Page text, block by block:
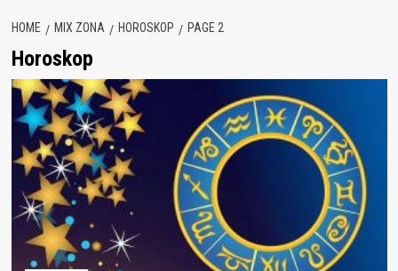
HOME MIX ZONA HOROSKOP PAGE 2
Horoskop